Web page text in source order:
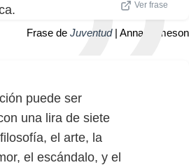
Ver frase
Frase de Juventud| Anna Jameson
puede ser
una lira de siete
el arte, la
el escándalo, y el